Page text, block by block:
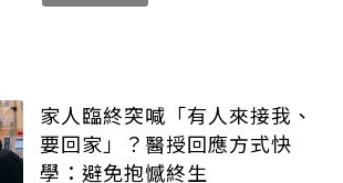
家人臨終突喊「有人來接我、
要回家」？醫授回應方式快
學：避免抱憾終生